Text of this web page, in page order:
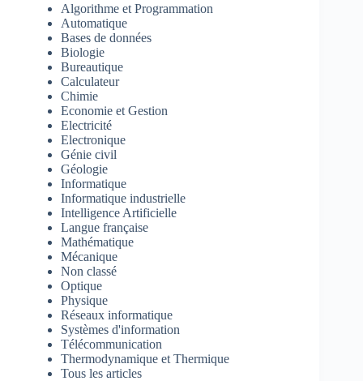
Algorithme et Programmation
Automatique
Bases de données
Biologie
Bureautique
Calculateur
Chimie
Economie et Gestion
Electricité
Electronique
Génie civil
Géologie
Informatique
Informatique industrielle
Intelligence Artificielle
Langue française
Mathématique
Mécanique
Non classé
Optique
Physique
Réseaux informatique
Systèmes d'information
Télécommunication
Thermodynamique et Thermique
Tous les articles